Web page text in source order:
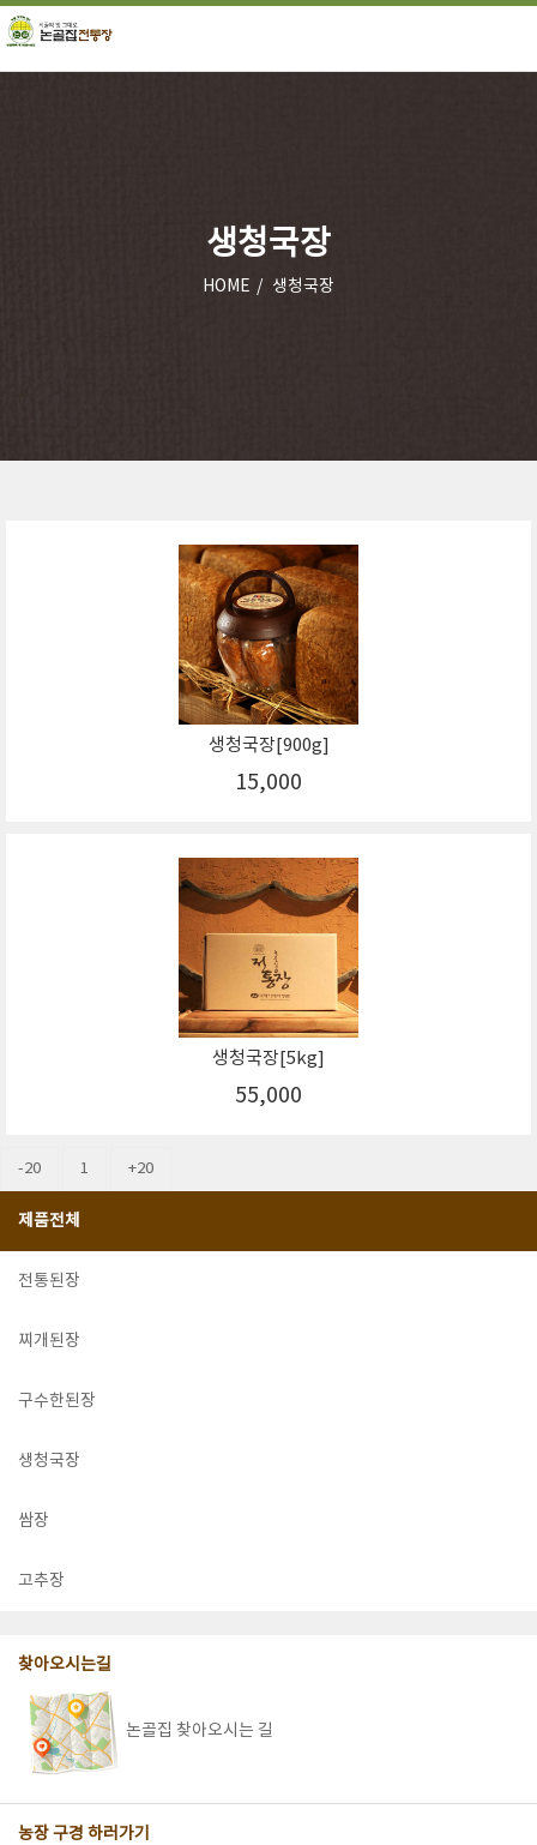
생청국장
HOME 생청국장
생청국장[900g]
15,000
생청국장[5kg]
55,000
-20 1 +20
제품전체
전통된장
찌개된장
구수한된장
생청국장
쌈장
고추장
찾아오시는길
논골집 찾아오시는 길
농장 구경 하러가기